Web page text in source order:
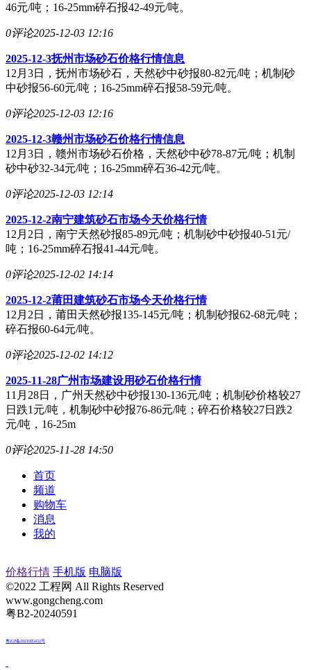
46元/吨；16-25mm碎石报42-49元/吨。
0评论2025-12-03 12:16
2025-12-3抚州市场砂石价格行情信息
12月3日，抚州市场砂石，天然砂中砂报80-82元/吨；机制砂
中砂报56-60元/吨；16-25mm碎石报58-59元/吨。
0评论2025-12-03 12:16
2025-12-3赣州市场砂石价格行情信息
12月3日，赣州市场砂石价格，天然砂中砂78-87元/吨；机制
砂中砂32-34元/吨；16-25mm碎石36-42元/吨。
0评论2025-12-03 12:14
2025-12-2南宁建筑砂石市场今天价格行情
12月2日，南宁天然砂报85-89元/吨；机制砂中砂报40-51元/
吨；16-25mm碎石报41-44元/吨。
0评论2025-12-02 14:14
2025-12-2莆田建筑砂石市场今天价格行情
12月2日，莆田天然砂报135-145元/吨；机制砂报62-68元/吨；
碎石报60-64元/吨。
0评论2025-12-02 14:12
2025-11-28广州市场建设用砂石价格行情
11月28日，广州天然砂中砂报130-136元/吨；机制砂价格较27
日跌1元/吨，机制砂中砂报76-86元/吨；碎石价格较27日跌2
元/吨，16-25m
0评论2025-11-28 14:50
首页
频道
购物车
消息
我的
价格行情 手机版 电脑版
©2022 工程网 All Rights Reserved
www.gongcheng.com
粤B2-20240591
粤ICP备2021085432号